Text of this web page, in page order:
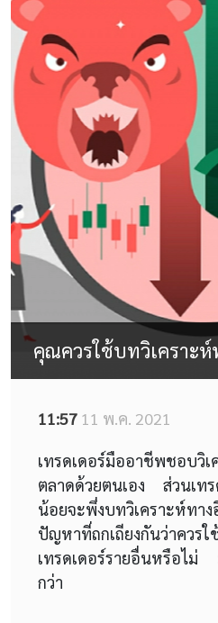
คุณควรใช้บทวิเคราะห์
11:57 11 พ.ค. 2021
เทรดเดอร์มืออาชีพชอบวิ
ตลาดด้วยตนเอง ส่วนเท
น้อยจะพึ่งบทวิเคราะห์
ปัญหาที่ถกเถียงกันว่าควรใ
เทรดเดอร์รายอื่นหรือไม่
กว่า